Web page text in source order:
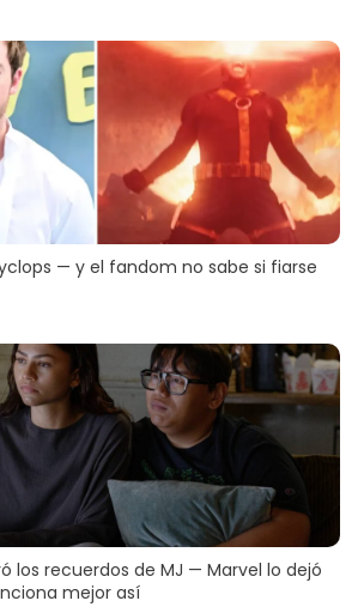
— y el fandom no sabe si fiarse
los recuerdos de MJ — Marvel lo dejó
mejor así